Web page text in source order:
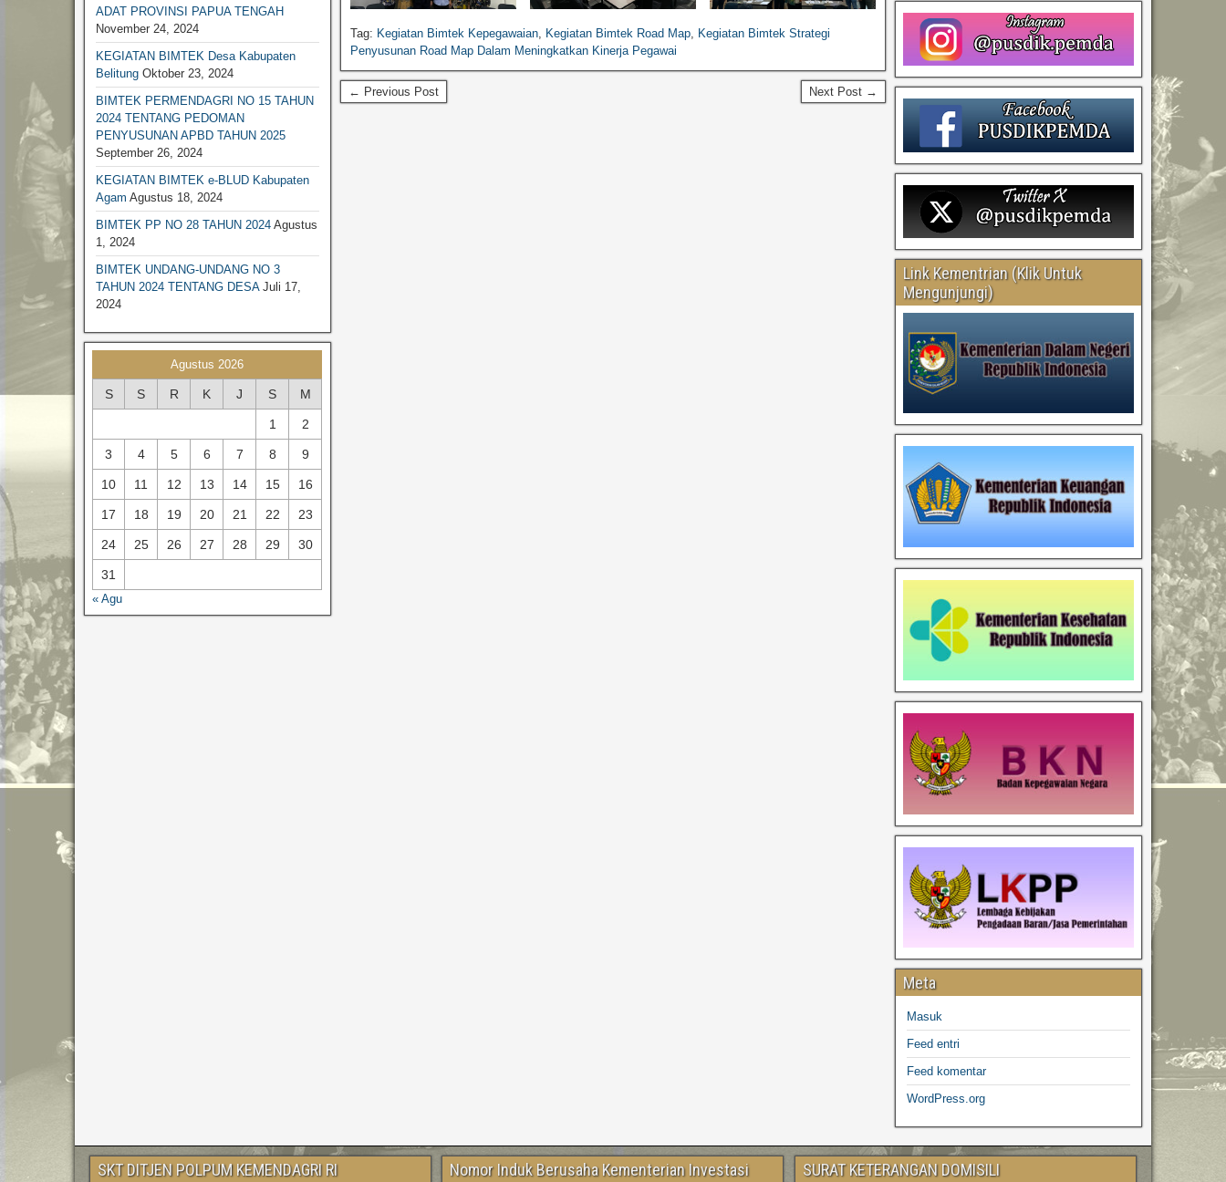
Tag: Kegiatan Bimtek Kepegawaian, Kegiatan Bimtek Road Map, Kegiatan Bimtek Strategi
Penyusunan Road Map Dalam Meningkatkan Kinerja Pegawai
← Previous Post Next Post →
BIMTEK PERTANAHAN
BIMTEK LEGAL DRAFTING
BIMTEK RKPD
BIMTEK RPJPD RPJMD
BIMTEK SATPOL PP
BIMTEK DPRD|SET. DPRD
BIMTEK SPM
BIMTEK SOP
BIMTEK KEPENDUDUKAN & CATATAN
SIPIL
BIMTEK TATA RUANG
ADAT PROVINSI PAPUA TENGAH
November 24, 2024
KEGIATAN BIMTEK Desa Kabupaten
Belitung Oktober 23, 2024
BIMTEK PERMENDAGRI NO 15 TAHUN
2024 TENTANG PEDOMAN
PENYUSUNAN APBD TAHUN 2025
September 26, 2024
KEGIATAN BIMTEK e-BLUD Kabupaten
Agam Agustus 18, 2024
BIMTEK PP NO 28 TAHUN 2024 Agustus
1, 2024
BIMTEK UNDANG-UNDANG NO 3
TAHUN 2024 TENTANG DESA Juli 17,
2024
Agustus 2026
S S R K J S M
1 2
3 4 5 6 7 8 9
10 11 12 13 14 15 16
17 18 19 20 21 22 23
24 25 26 27 28 29 30
31
« Agu
Link Kementrian (Klik Untuk
Mengunjungi)
Meta
Masuk
Feed entri
Feed komentar
WordPress.org
SKT DITJEN POLPUM KEMENDAGRI RI Nomor Induk Berusaha Kementerian Investasi SURAT KETERANGAN DOMISILI